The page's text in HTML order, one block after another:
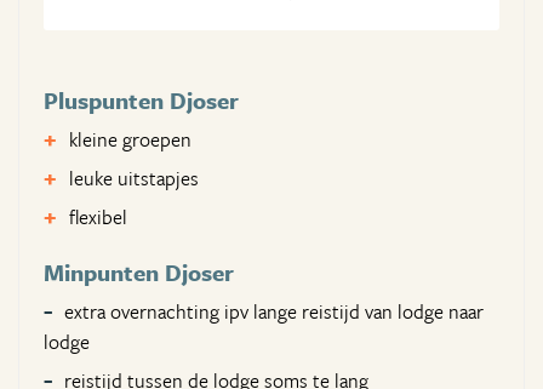
Pluspunten Djoser
kleine groepen
leuke uitstapjes
flexibel
Minpunten Djoser
extra overnachting ipv lange reistijd van lodge naar
lodge
reistijd tussen de lodge soms te lang